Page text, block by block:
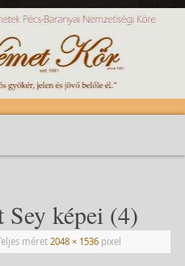
Sey képei (4)
méret2048 × 1536pixel